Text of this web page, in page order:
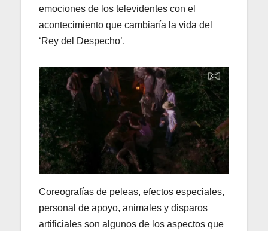
emociones de los televidentes con el
acontecimiento que cambiaría la vida del
‘Rey del Despecho’.
Coreografías de peleas, efectos especiales,
personal de apoyo, animales y disparos
artificiales son algunos de los aspectos que